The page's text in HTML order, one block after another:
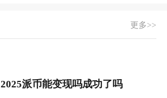
更多>>
2025派币能变现吗成功了吗